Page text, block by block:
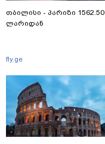
თბილისი - პარიზი 1562.50
ლარიდან
fly.ge